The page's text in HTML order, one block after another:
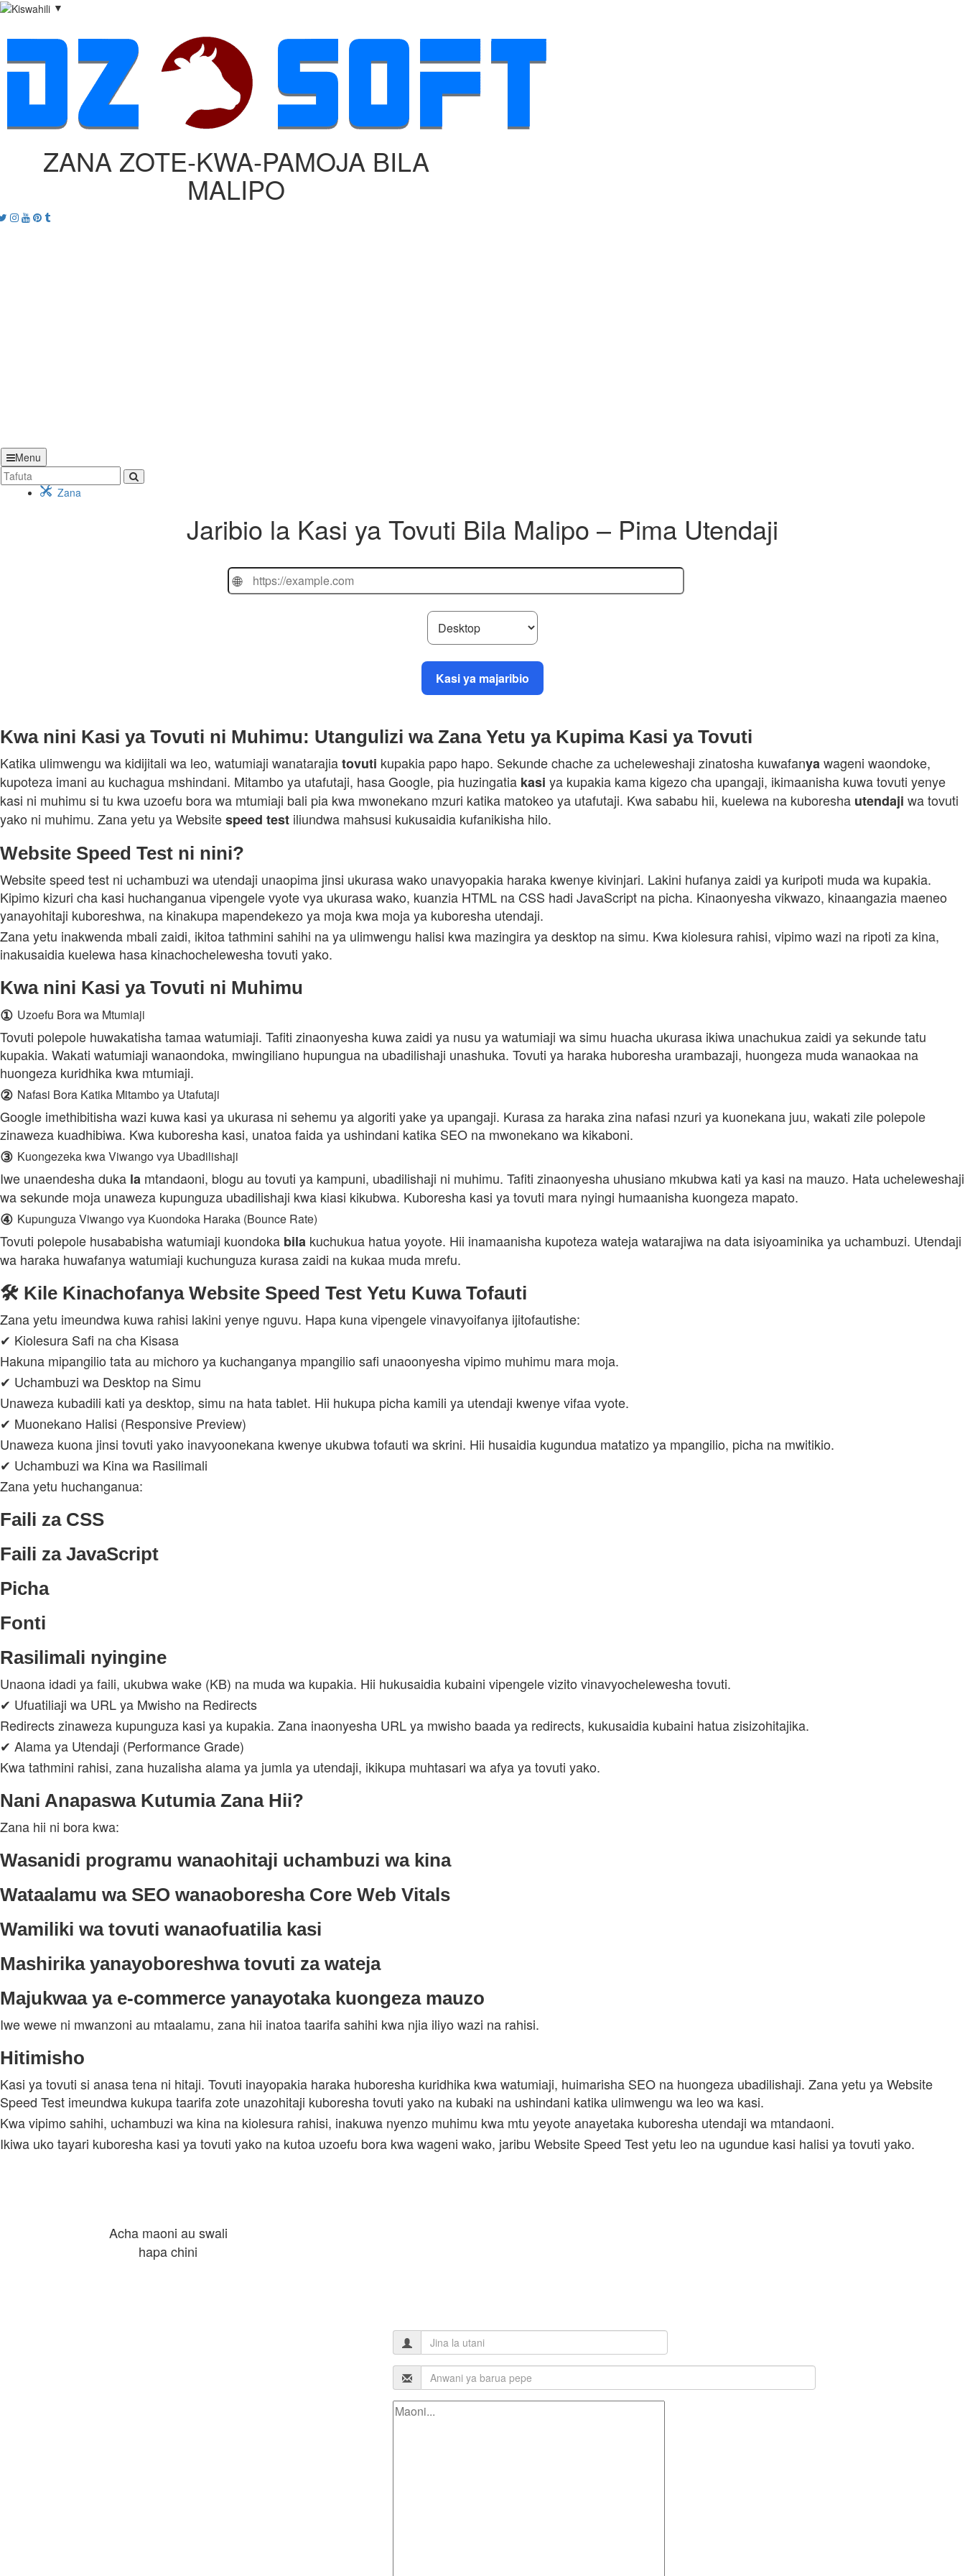
▼
ZANA ZOTE‑KWA‑PAMOJA BILA
MALIPO
Twitter
Instagram
Youtube
Pinterest
tumblr
Menu
Zana
Jaribio la Kasi ya Tovuti Bila Malipo – Pima Utendaji
🌐
Kasi ya majaribio
Kwa nini Kasi ya Tovuti ni Muhimu: Utangulizi wa Zana Yetu ya Kupima Kasi ya Tovuti
Katika ulimwengu wa kidijitali wa leo, watumiaji wanatarajiatovuti kupakia papo hapo. Sekunde chache za ucheleweshaji zinatosha kuwafanyawageni waondoke,
kupoteza imani au kuchagua mshindani. Mitambo ya utafutaji, hasa Google, pia huzingatia kasi ya kupakia kama kigezo cha upangaji, ikimaanisha kuwa tovuti yenye
kasi ni muhimu si tu kwa uzoefu bora wa mtumiaji bali pia kwa mwonekano mzuri katika matokeo ya utafutaji. Kwa sababu hii, kuelewa na kuboresha utendaji wa tovuti
yako ni muhimu. Zana yetu ya Websitespeed test iliundwa mahsusi kukusaidia kufanikisha hilo.
Website Speed Test ni nini?
Website speed test ni uchambuzi wa utendaji unaopima jinsi ukurasa wako unavyopakia haraka kwenye kivinjari. Lakini hufanya zaidi ya kuripoti muda wa kupakia.
Kipimo kizuri cha kasi huchanganua vipengele vyote vya ukurasa wako, kuanzia HTML na CSS hadi JavaScript na picha. Kinaonyesha vikwazo, kinaangazia maeneo
yanayohitaji kuboreshwa, na kinakupa mapendekezo ya moja kwa moja ya kuboresha utendaji.
Zana yetu inakwenda mbali zaidi, ikitoa tathmini sahihi na ya ulimwengu halisi kwa mazingira ya desktop na simu. Kwa kiolesura rahisi, vipimo wazi na ripoti za kina,
inakusaidia kuelewa hasa kinachochelewesha tovuti yako.
Kwa nini Kasi ya Tovuti ni Muhimu
① Uzoefu Bora wa Mtumiaji
Tovuti polepole huwakatisha tamaa watumiaji. Tafiti zinaonyesha kuwa zaidi ya nusu ya watumiaji wa simu huacha ukurasa ikiwa unachukua zaidi ya sekunde tatu
kupakia. Wakati watumiaji wanaondoka, mwingiliano hupungua na ubadilishaji unashuka. Tovuti ya haraka huboresha urambazaji, huongeza muda wanaokaa na
huongeza kuridhika kwa mtumiaji.
② Nafasi Bora Katika Mitambo ya Utafutaji
Google imethibitisha wazi kuwa kasi ya ukurasa ni sehemu ya algoriti yake ya upangaji. Kurasa za haraka zina nafasi nzuri ya kuonekana juu, wakati zile polepole
zinaweza kuadhibiwa. Kwa kuboresha kasi, unatoa faida ya ushindani katika SEO na mwonekano wa kikaboni.
③ Kuongezeka kwa Viwango vya Ubadilishaji
Iwe unaendesha duka la mtandaoni, blogu au tovuti ya kampuni, ubadilishaji ni muhimu. Tafiti zinaonyesha uhusiano mkubwa kati ya kasi na mauzo. Hata ucheleweshaji
wa sekunde moja unaweza kupunguza ubadilishaji kwa kiasi kikubwa. Kuboresha kasi ya tovuti mara nyingi humaanisha kuongeza mapato.
④ Kupunguza Viwango vya Kuondoka Haraka (Bounce Rate)
Tovuti polepole husababisha watumiaji kuondoka bila kuchukua hatua yoyote. Hii inamaanisha kupoteza wateja watarajiwa na data isiyoaminika ya uchambuzi. Utendaji
wa haraka huwafanya watumiaji kuchunguza kurasa zaidi na kukaa muda mrefu.
🛠 Kile Kinachofanya Website Speed Test Yetu Kuwa Tofauti
Zana yetu imeundwa kuwa rahisi lakini yenye nguvu. Hapa kuna vipengele vinavyoifanya ijitofautishe:
✔ Kiolesura Safi na cha Kisasa
Hakuna mipangilio tata au michoro ya kuchanganya mpangilio safi unaoonyesha vipimo muhimu mara moja.
✔ Uchambuzi wa Desktop na Simu
Unaweza kubadili kati ya desktop, simu na hata tablet. Hii hukupa picha kamili ya utendaji kwenye vifaa vyote.
✔ Muonekano Halisi (Responsive Preview)
Unaweza kuona jinsi tovuti yako inavyoonekana kwenye ukubwa tofauti wa skrini. Hii husaidia kugundua matatizo ya mpangilio, picha na mwitikio.
✔ Uchambuzi wa Kina wa Rasilimali
Zana yetu huchanganua:
Faili za CSS
Faili za JavaScript
Picha
Fonti
Rasilimali nyingine
Unaona idadi ya faili, ukubwa wake (KB) na muda wa kupakia. Hii hukusaidia kubaini vipengele vizito vinavyochelewesha tovuti.
✔ Ufuatiliaji wa URL ya Mwisho na Redirects
Redirects zinaweza kupunguza kasi ya kupakia. Zana inaonyesha URL ya mwisho baada ya redirects, kukusaidia kubaini hatua zisizohitajika.
✔ Alama ya Utendaji (Performance Grade)
Kwa tathmini rahisi, zana huzalisha alama ya jumla ya utendaji, ikikupa muhtasari wa afya ya tovuti yako.
Nani Anapaswa Kutumia Zana Hii?
Zana hii ni bora kwa:
Wasanidi programu wanaohitaji uchambuzi wa kina
Wataalamu wa SEO wanaoboresha Core Web Vitals
Wamiliki wa tovuti wanaofuatilia kasi
Mashirika yanayoboreshwa tovuti za wateja
Majukwaa ya e‑commerce yanayotaka kuongeza mauzo
Iwe wewe ni mwanzoni au mtaalamu, zana hii inatoa taarifa sahihi kwa njia iliyo wazi na rahisi.
Hitimisho
Kasi ya tovuti si anasa tena ni hitaji. Tovuti inayopakia haraka huboresha kuridhika kwa watumiaji, huimarisha SEO na huongeza ubadilishaji. Zana yetu ya Website
Speed Test imeundwa kukupa taarifa zote unazohitaji kuboresha tovuti yako na kubaki na ushindani katika ulimwengu wa leo wa kasi.
Kwa vipimo sahihi, uchambuzi wa kina na kiolesura rahisi, inakuwa nyenzo muhimu kwa mtu yeyote anayetaka kuboresha utendaji wa mtandaoni.
Ikiwa uko tayari kuboresha kasi ya tovuti yako na kutoa uzoefu bora kwa wageni wako, jaribu Website Speed Test yetu leo na ugundue kasi halisi ya tovuti yako.
Acha maoni au swali
hapa chini